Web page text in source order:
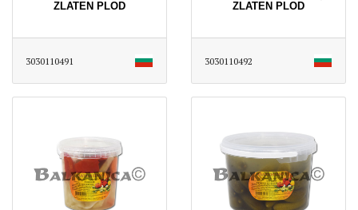
ZLATEN PLOD
3030110491
ZLATEN PLOD
3030110492